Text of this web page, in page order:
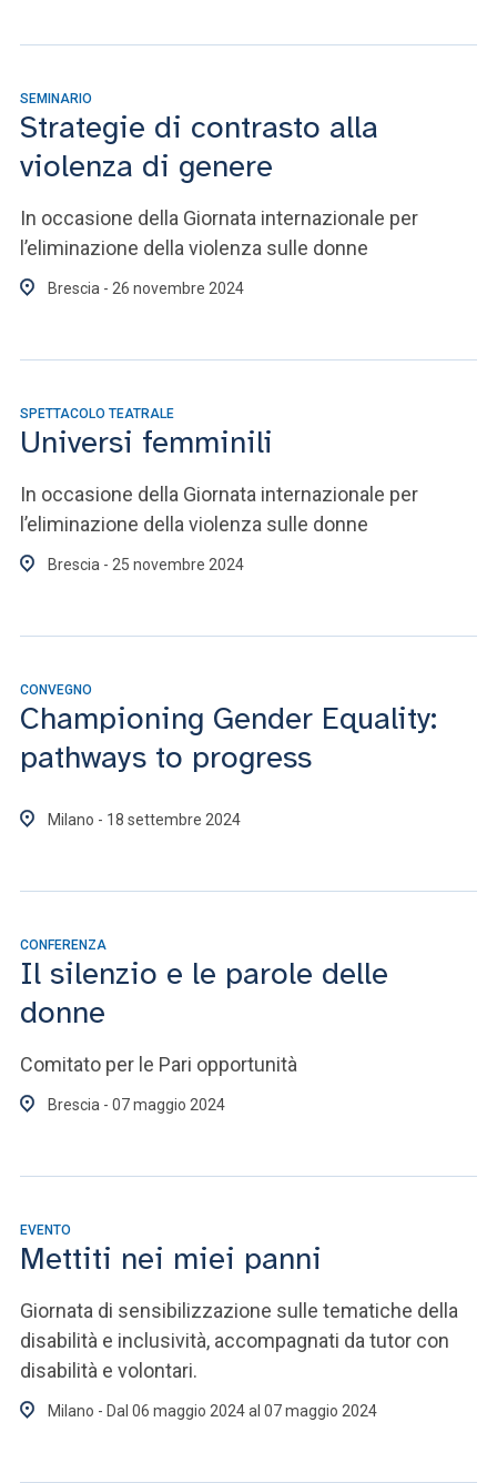
SEMINARIO
Strategie di contrasto alla
violenza di genere
In occasione della Giornata internazionale per
l’eliminazione della violenza sulle donne
Brescia - 26 novembre 2024
SPETTACOLO TEATRALE
Universi femminili
In occasione della Giornata internazionale per
l’eliminazione della violenza sulle donne
Brescia - 25 novembre 2024
CONVEGNO
Championing Gender Equality:
pathways to progress
Milano - 18 settembre 2024
CONFERENZA
Il silenzio e le parole delle
donne
Comitato per le Pari opportunità
Brescia - 07 maggio 2024
EVENTO
Mettiti nei miei panni
Giornata di sensibilizzazione sulle tematiche della
disabilità e inclusività, accompagnati da tutor con
disabilità e volontari.
Milano - Dal 06 maggio 2024 al 07 maggio 2024